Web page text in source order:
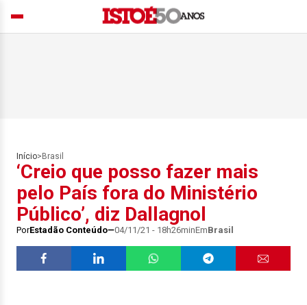
Início> Brasil
‘Creio que posso fazer mais
pelo País fora do Ministério
Público’, diz Dallagnol
PorEstadão Conteúdo 04/11/21 - 18h26minEmBrasil